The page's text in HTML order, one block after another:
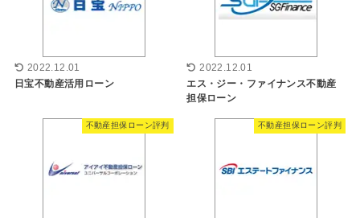
2022.12.01
日宝不動産活用ローン
2022.12.01
エス・ジー・ファイナンス不動産
担保ローン
不動産担保ローン評判 不動産担保ローン評判